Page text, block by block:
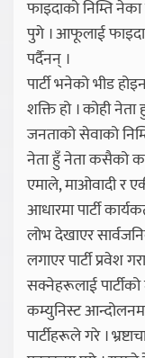
फाइदाको निम्ति नेका
पुगे । आफूलाई फाइदा
पर्दैनन् ।
पार्टी भनेको भीड
शक्ति हो । कोही
जनताको सेवाको
नेता हुँ नेता कसैको
एमाले, माओवादी र
आधारमा पार्टी
लोभ देखाएर
लगाएर पार्टी प्रवेश
सक्नेहरूलाई
कम्युनिस्ट
पार्टीहरूले गरे ।